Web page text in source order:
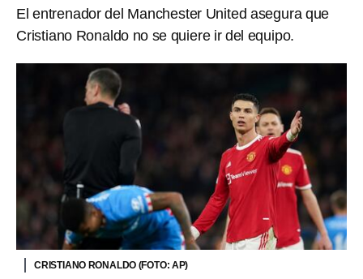
El entrenador del Manchester United asegura que
Cristiano Ronaldo no se quiere ir del equipo.
CRISTIANO RONALDO (FOTO: AP)